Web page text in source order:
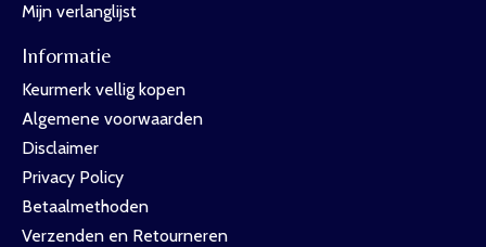
Mijn verlanglijst
Informatie
Keurmerk vellig kopen
Algemene voorwaarden
Disclaimer
Privacy Policy
Betaalmethoden
Verzenden en Retourneren